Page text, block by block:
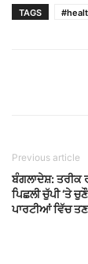
TAGS
Previous article
ਬੰਗਲਾਦੇਸ਼: ਤਰੀਕ
ਪਿਛਲੀ ਚੁੱਪੀ ‘ਤੇ
ਪਾਰਟੀਆਂ ਵਿੱਚ